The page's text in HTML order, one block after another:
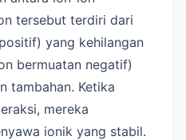
tersebut terdiri dari
yang kehilangan
bermuatan negatif)
tambahan. Ketika
mereka
ionik yang stabil.